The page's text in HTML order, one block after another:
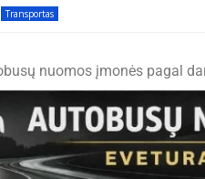
Transportas
nuomos įmonės pagal